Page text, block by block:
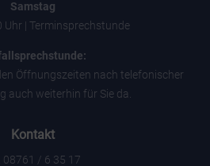
Samstag
Uhr | Terminsprechstunde
Öffnungszeiten nach telefonischer
auch weiterhin für Sie da.
Kontakt
08761 / 6 35 17